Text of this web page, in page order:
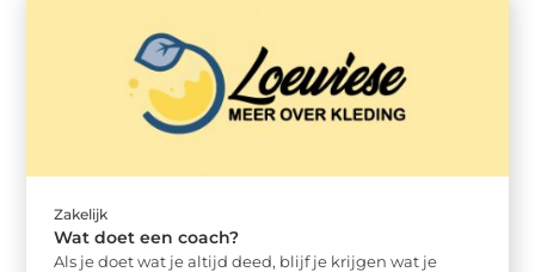
Zakelijk
Wat doet een coach?
Als je doet wat je altijd deed, blijf je krijgen wat je